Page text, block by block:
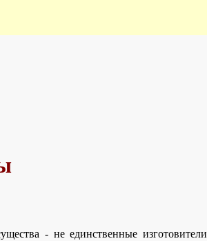
- не единственные изготовители